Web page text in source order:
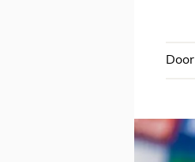
Door